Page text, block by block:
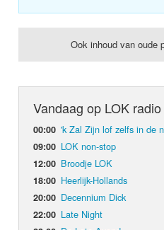
Ook inhoud van oude
Vandaag op LOK radio
00:00 'k Zal Zijn lof zelfs in de
09:00 LOK non-stop
12:00 Broodje LOK
18:00 Heerlijk-Hollands
20:00 Decennium Dick
22:00 Late Night